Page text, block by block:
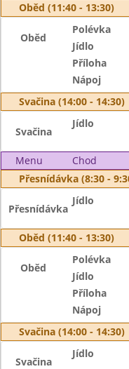
Oběd (11:40 - 13:30)
Oběd
Polévka
Jídlo
Příloha
Nápoj
Svačina (14:00 - 14:30)
Svačina
Jídlo
Menu Chod
Přesnídávka (8:30 -
Přesnídávka
Jídlo
Oběd (11:40 - 13:30)
Oběd
Polévka
Jídlo
Příloha
Nápoj
Svačina (14:00 - 14:30)
Svačina
Jídlo